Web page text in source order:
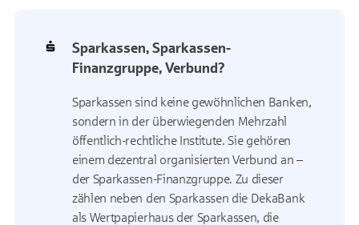
Sparkassen, Sparkassen-
Finanzgruppe, Verbund?
Sparkassen sind keine gewöhnlichen Banken,
sondern in der überwiegenden Mehrzahl
öffentlich-rechtliche Institute. Sie gehören
einem dezentral organisierten Verbund an –
der Sparkassen-Finanzgruppe. Zu dieser
zählen neben den Sparkassen die DekaBank
als Wertpapierhaus der Sparkassen, die